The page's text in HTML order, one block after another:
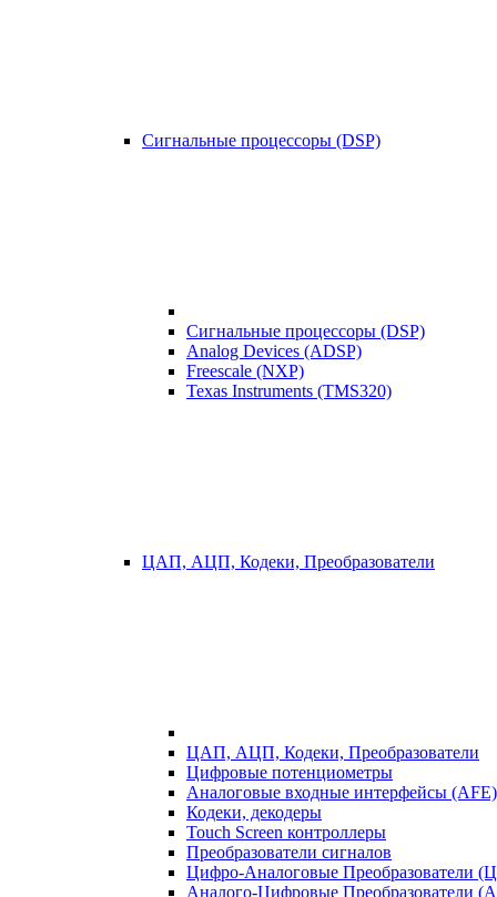
Сигнальные процессоры (DSP)
Сигнальные процессоры (DSP)
Analog Devices (ADSP)
Freescale (NXP)
Texas Instruments (TMS320)
ЦАП, АЦП, Кодеки, Преобразователи
ЦАП, АЦП, Кодеки, Преобразователи
Цифровые потенциометры
Аналоговые входные интерфейсы (AFE)
Кодеки, декодеры
Touch Screen контроллеры
Преобразователи сигналов
Цифро-Аналоговые Преобразователи
Аналого-Цифровые Преобразователи